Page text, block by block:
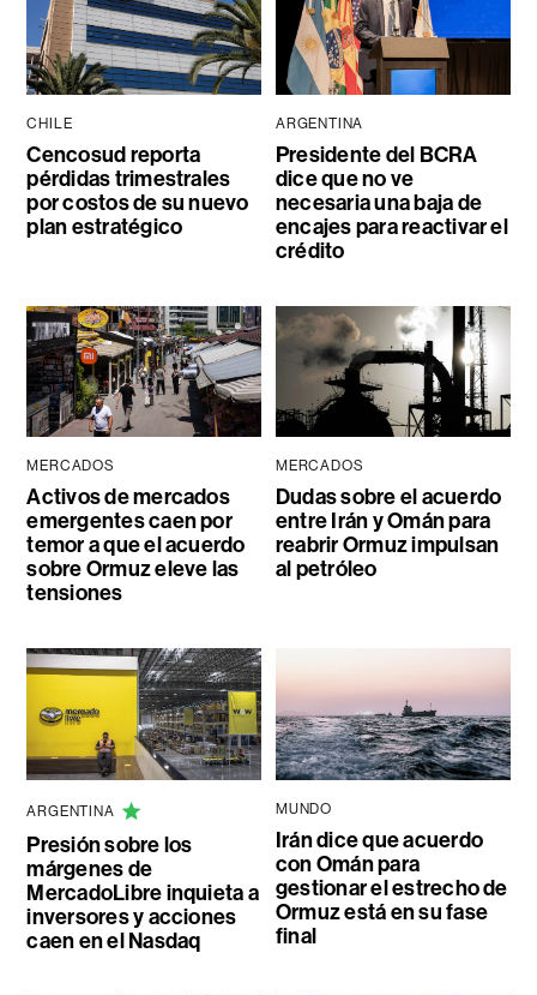
CHILE
Cencosud reporta
pérdidas trimestrales
por costos de su nuevo
plan estratégico
ARGENTINA
Presidente del BCRA
dice que no ve
necesaria una baja de
encajes para reactivar el
crédito
MERCADOS
Activos de mercados
emergentes caen por
temor a que el acuerdo
sobre Ormuz eleve las
tensiones
MERCADOS
Dudas sobre el acuerdo
entre Irán y Omán para
reabrir Ormuz impulsan
al petróleo
ARGENTINA
Presión sobre los
márgenes de
MercadoLibre inquieta a
inversores y acciones
caen en el Nasdaq
MUNDO
Irán dice que acuerdo
con Omán para
gestionar el estrecho de
Ormuz está en su fase
final